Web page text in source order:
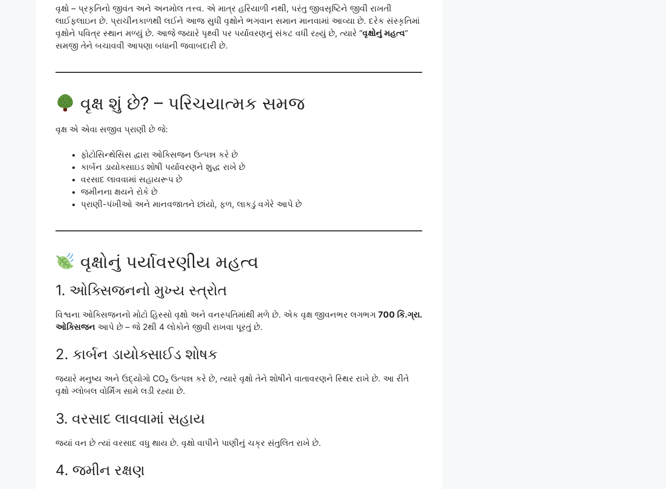
વૃક્ષો – પ્રકૃતિનો જીવંત અને અનમોલ તત્ત્વ. એ માત્ર હરિયાળી નથી, પરંતુ જીવસૃષ્ટિને જીવી રાખતી
લાઈફલાઇન છે. પ્રાચીનકાળથી લઈને આજ સુધી વૃક્ષોને ભગવાન સમાન માનવામાં આવ્યા છે. દરેક સંસ્કૃતિમાં
વૃક્ષોને પવિત્ર સ્થાન મળ્યું છે. આજે જ્યારે પૃથ્વી પર પર્યાવરણનું સંકટ વધી રહ્યું છે, ત્યારે “વૃક્ષોનું મહત્વ”
સમજી તેને બચાવવી આપણા બધાની જવાબદારી છે.
વૃક્ષ શું છે? – પરિચયાત્મક સમજ
વૃક્ષ એ એવા સજીવ પ્રાણી છે જે:
ફોટોસિન્થેસિસ દ્વારા ઓક્સિજન ઉત્પન્ન કરે છે
કાર્બન ડાયોક્સાઇડ શોષી પર્યાવરણને શુદ્ધ રાખે છે
વરસાદ લાવવામાં સહાયરૂપ છે
જમીનના ક્ષયને રોકે છે
પ્રાણી-પંખીઓ અને માનવજાતને છાંયો, ફળ, લાકડું વગેરે આપે છે
વૃક્ષોનું પર્યાવરણીય મહત્વ
1. ઓક્સિજનનો મુખ્ય સ્ત્રોત
વિશ્વના ઓક્સિજનનો મોટો હિસ્સો વૃક્ષો અને વનસ્પતિમાંથી મળે છે. એક વૃક્ષ જીવનભર લગભગ 700 કિ.ગ્રા.
ઓક્સિજન આપે છે – જે 2થી 4 લોકોને જીવી રાખવા પૂરતું છે.
2. કાર્બન ડાયોક્સાઈડ શોષક
જ્યારે મનુષ્ય અને ઉદ્યોગો CO₂ ઉત્પન્ન કરે છે, ત્યારે વૃક્ષો તેને શોષીને વાતાવરણને સ્થિર રાખે છે. આ રીતે
વૃક્ષો ગ્લોબલ વોર્મિંગ સામે લડી રહ્યા છે.
3. વરસાદ લાવવામાં સહાય
જ્યાં વન છે ત્યાં વરસાદ વધુ થાય છે. વૃક્ષો વાપીને પાણીનું ચક્ર સંતુલિત રાખે છે.
4. જમીન રક્ષણ